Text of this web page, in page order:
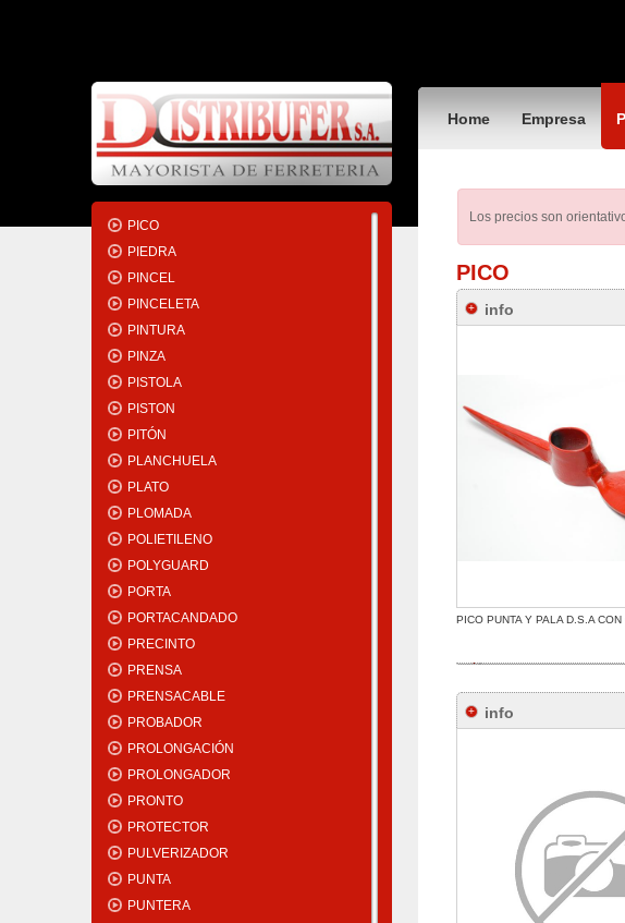
PEINE
PERCHA
PERFIL
PERFORADORA
PESTAÑADORA
PICO
PIEDRA
PINCEL
PINCELETA
PINTURA
PINZA
PISTOLA
PISTON
PITÓN
PLANCHUELA
PLATO
PLOMADA
POLIETILENO
POLYGUARD
PORTA
PORTACANDADO
PRECINTO
PRENSA
PRENSACABLE
PROBADOR
PROLONGACIÓN
PROLONGADOR
PRONTO
PROTECTOR
PULVERIZADOR
PUNTA
PUNTERA
Home Empresa
Los precios son
PICO
info
PICO PUNTA Y PALA D.S.A
info